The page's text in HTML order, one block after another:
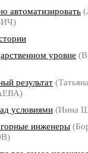
автоматизировать
уровне
результат
условиями (Инна
инженеры